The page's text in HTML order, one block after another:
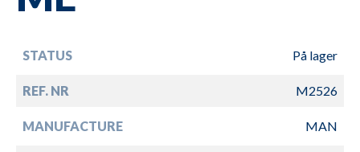
STATUS På lager
REF. NR M2526
MANUFACTURE MAN